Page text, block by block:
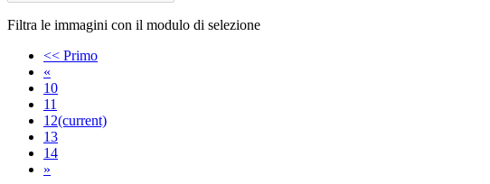
Filtra le immagini con il modulo di selezione
<< Primo
«
10
11
12(current)
13
14
»